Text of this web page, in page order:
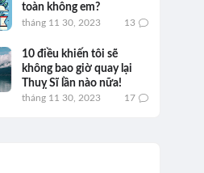
toàn không em?
tháng 11 30, 2023 13
10 điều khiến tôi sẽ
không bao giờ quay lại
Thuỵ Sĩ lần nào nữa!
tháng 11 30, 2023 17